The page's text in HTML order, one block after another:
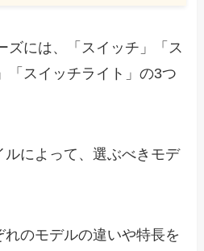
ズには、「スイッチ」「ス
「スイッチライト」の3つ
によって、選ぶべきモデ
のモデルの違いや特長を